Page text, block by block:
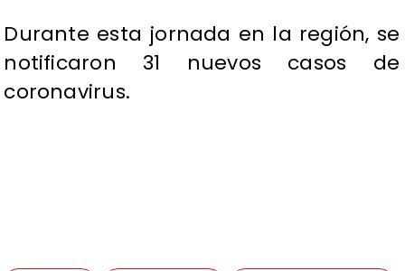
Durante esta jornada en la región, se
notificaron 31 nuevos casos de
coronavirus.